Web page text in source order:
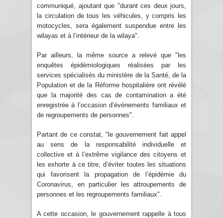
communiqué, ajoutant que "durant ces deux jours,
la circulation de tous les véhicules, y compris les
motocycles, sera également suspendue entre les
wilayas et à l’intérieur de la wilaya".
Par ailleurs, la même source a relevé que "les
enquêtes épidémiologiques réalisées par les
services spécialisés du ministère de la Santé, de la
Population et de la Réforme hospitalière ont révélé
que la majorité des cas de contamination a été
enregistrée à l’occasion d’événements familiaux et
de regroupements de personnes".
Partant de ce constat, "le gouvernement fait appel
au sens de la responsabilité individuelle et
collective et à l’extrême vigilance des citoyens et
les exhorte à ce titre, d’éviter toutes les situations
qui favorisent la propagation de l’épidémie du
Coronavirus, en particulier les attroupements de
personnes et les regroupements familiaux".
A cette occasion, le gouvernement rappelle à tous